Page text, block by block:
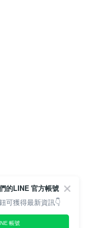
的LINE 官方帳號
可獲得最新資訊👇
帳號